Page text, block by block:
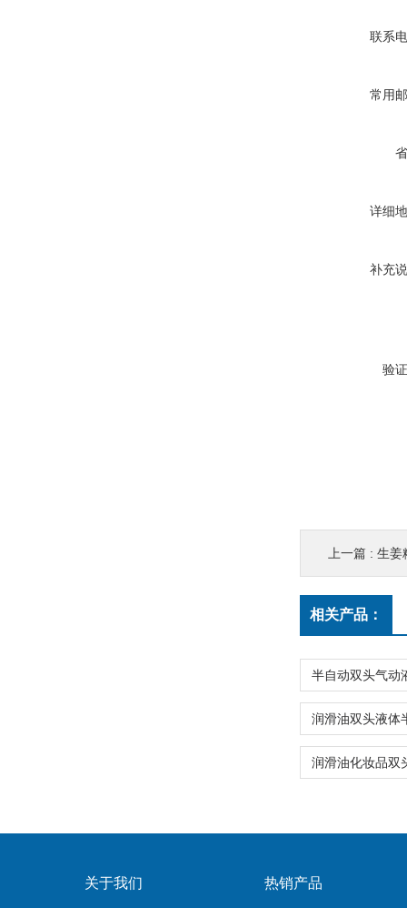
联系
常用
详细
补充
验
上一篇 : 生姜
相关产品：
关于我们 热销产品